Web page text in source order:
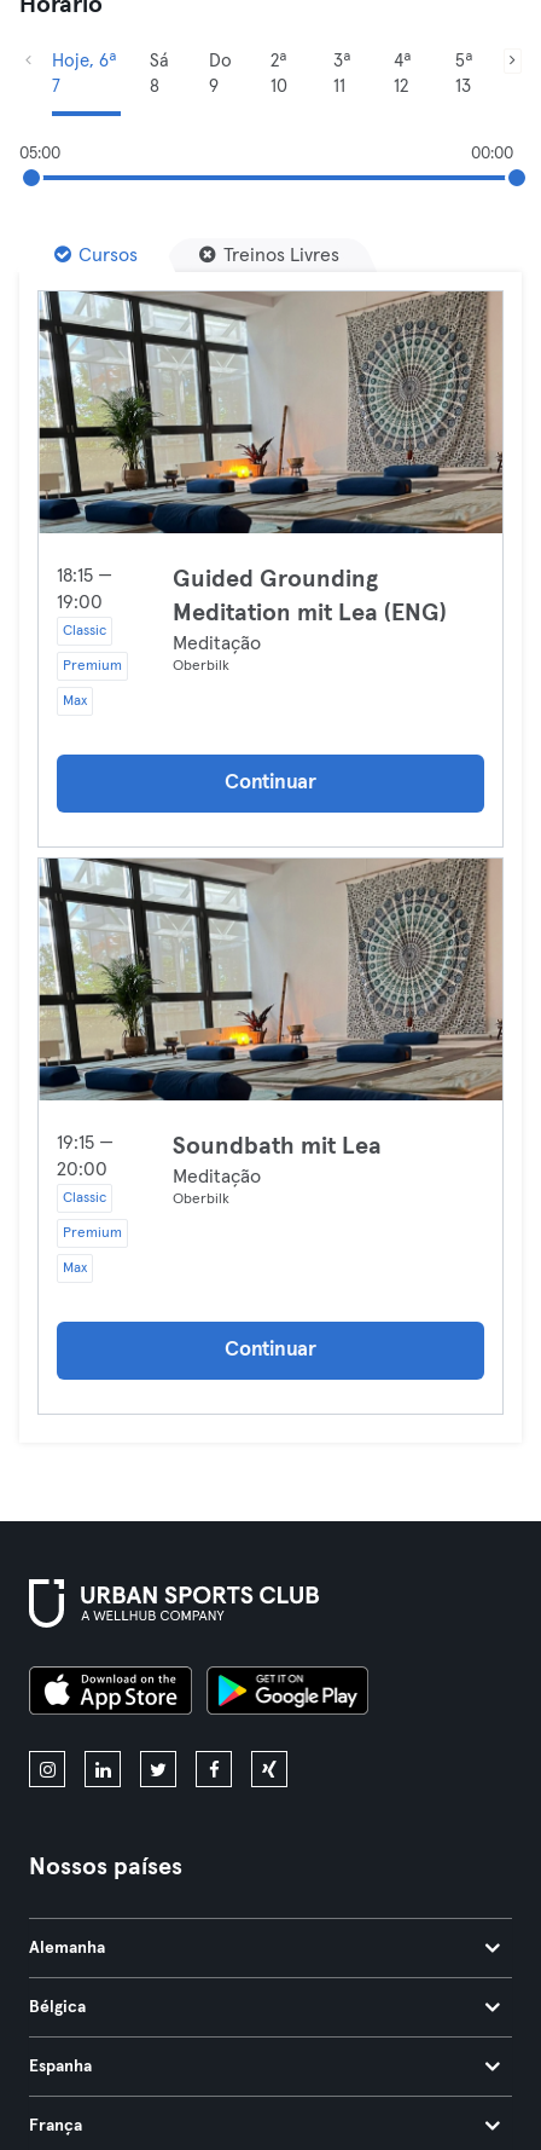
Horário
Hoje, 6ª
7
Sá
8
Do
9
2ª
10
3ª
11
4ª
12
5ª
13
05:00 00:00
Cursos Treinos Livres
18:15 —
19:00
Classic
Premium
Max
Guided Grounding
Meditation mit Lea (ENG)
Meditação
Oberbilk
Continuar
19:15 —
20:00
Classic
Premium
Max
Soundbath mit Lea
Meditação
Oberbilk
Continuar
Nossos países
Alemanha
Bélgica
Espanha
França